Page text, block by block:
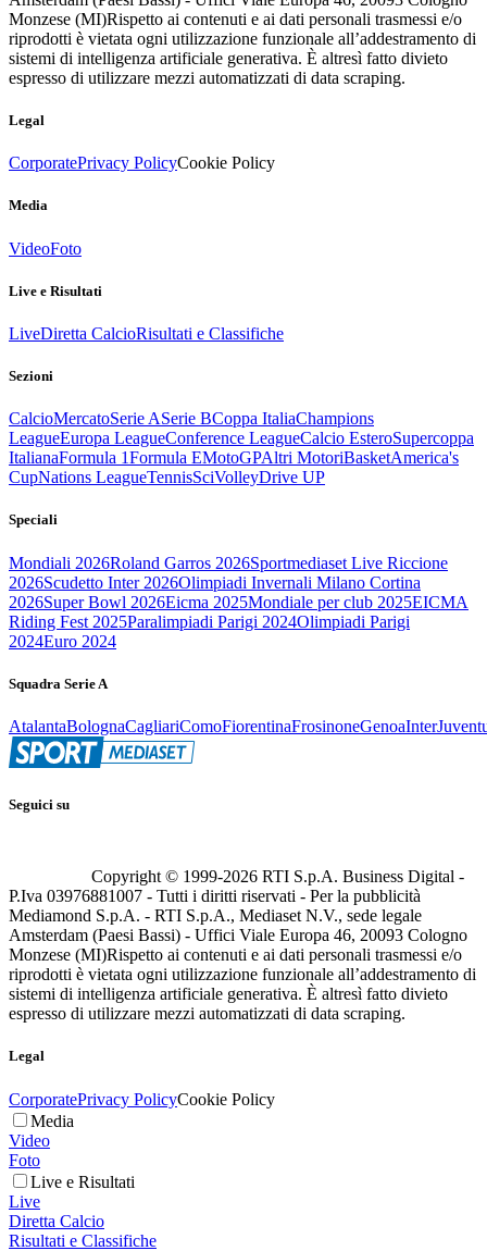
Monzese (MI)Rispetto ai contenuti e ai dati personali trasmessi e/o
riprodotti è vietata ogni utilizzazione funzionale all’addestramento di
sistemi di intelligenza artificiale generativa. È altresì fatto divieto
espresso di utilizzare mezzi automatizzati di data scraping.
Legal
CorporatePrivacy PolicyCookie Policy
Media
VideoFoto
Live e Risultati
LiveDiretta CalcioRisultati e Classifiche
Sezioni
CalcioMercatoSerie ASerie BCoppa ItaliaChampions
LeagueEuropa LeagueConference LeagueCalcio EsteroSupercoppa
ItalianaFormula 1Formula EMotoGPAltri MotoriBasketAmerica's
CupNations LeagueTennisSciVolleyDrive UP
Speciali
Mondiali 2026Roland Garros 2026Sportmediaset Live Riccione
2026Scudetto Inter 2026Olimpiadi Invernali Milano Cortina
2026Super Bowl 2026Eicma 2025Mondiale per club 2025EICMA
Riding Fest 2025Paralimpiadi Parigi 2024Olimpiadi Parigi
2024Euro 2024
Squadra Serie A
AtalantaBolognaCagliariComoFiorentinaFrosinoneGenoaInter
Seguici su
Copyright © 1999-2026 RTI S.p.A. Business Digital -
P.Iva 03976881007 - Tutti i diritti riservati - Per la pubblicità
Mediamond S.p.A. - RTI S.p.A., Mediaset N.V., sede legale
Amsterdam (Paesi Bassi) - Uffici Viale Europa 46, 20093 Cologno
Monzese (MI)Rispetto ai contenuti e ai dati personali trasmessi e/o
riprodotti è vietata ogni utilizzazione funzionale all’addestramento di
sistemi di intelligenza artificiale generativa. È altresì fatto divieto
espresso di utilizzare mezzi automatizzati di data scraping.
Legal
CorporatePrivacy PolicyCookie Policy
Media
Video
Foto
Live e Risultati
Live
Diretta Calcio
Risultati e Classifiche